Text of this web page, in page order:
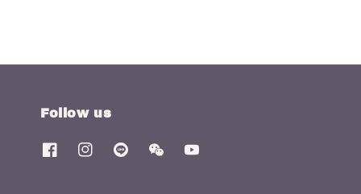
Follow us